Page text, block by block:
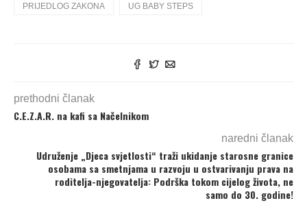
PRIJEDLOG ZAKONA UG BABY STEPS
prethodni članak
C.E.Z.A.R. na kafi sa Načelnikom
naredni članak
Udruženje „Djeca svjetlosti“ traži ukidanje starosne granice
osobama sa smetnjama u razvoju u ostvarivanju prava na
roditelja-njegovatelja: Podrška tokom cijelog života, ne
samo do 30. godine!